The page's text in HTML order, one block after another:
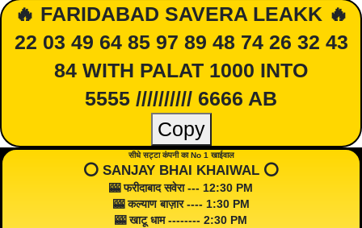
🔥 FARIDABAD SAVERA LEAKK 🔥
22 03 49 64 85 97 89 48 74 26 32 43
84 WITH PALAT 1000 INTO
5555 ////////// 6666 AB
Copy
सीधे सट्टा कंपनी का No 1 खाईवाल
⭕️ SANJAY BHAI KHAIWAL ⭕️
🎰 फरीदाबाद सवेरा --- 12:30 PM
🎰 कल्याण बाज़ार ---- 1:30 PM
🎰 खाटू धाम -------- 2:30 PM